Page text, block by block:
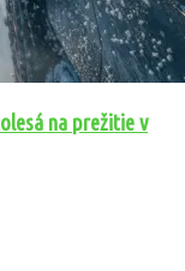
na prežitie v